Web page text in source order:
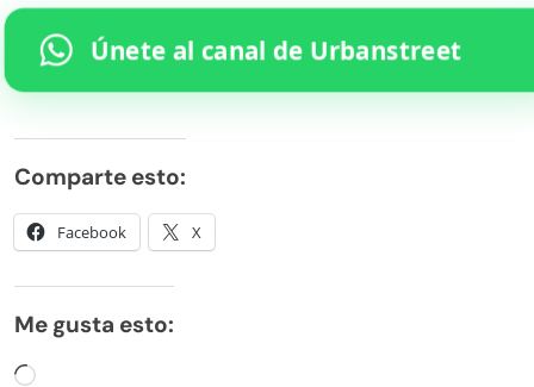
Únete al canal de Urbanstreet
Comparte esto:
Facebook X
Me gusta esto:
Cargando...